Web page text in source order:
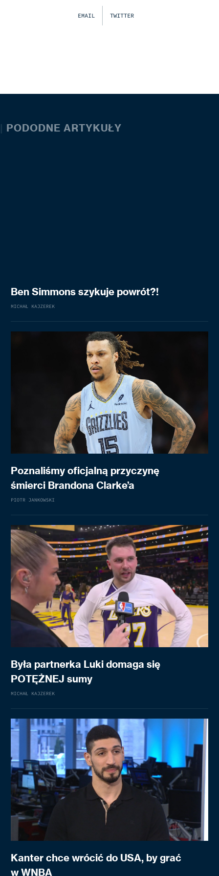
EMAIL TWITTER
| PODODNE ARTYKUŁY
Ben Simmons szykuje powrót?!
MICHAŁ KAJZEREK
Poznaliśmy oficjalną przyczynę
śmierci Brandona Clarke’a
PIOTR JANKOWSKI
Była partnerka Luki domaga się
POTĘŻNEJ sumy
MICHAŁ KAJZEREK
Kanter chce wrócić do USA, by grać
w WNBA